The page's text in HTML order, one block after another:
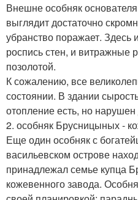
Внешне особняк
выглядит достаточно
убранство поражает. Здесь
роспись стен, и витражные
позолотой.
К сожалению, все
состоянии. В здании
отопление есть, но
2. особняк Брусницыных -
Еще один особняк с
васильевском острове
принадлежал семье купца
кожевенного завода.